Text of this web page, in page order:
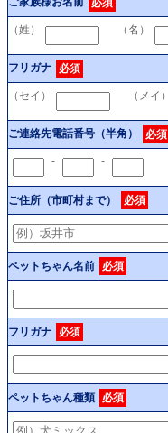
（姓） （名）
フリガナ 必須
（セイ） （メイ）
ご連絡先電話番号（半角） 必須
- -
ご住所（市町村まで） 必須
ペットちゃん名前 必須
フリガナ 必須
ペットちゃん種類 必須